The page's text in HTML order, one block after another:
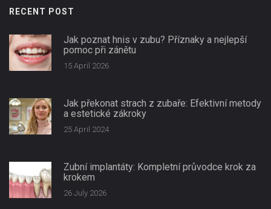
RECENT POST
Jak poznat hnis v zubu? Příznaky a nejlepší
pomoc při zánětu
15 April 2026
Jak překonat strach z zubaře: Efektivní metody
a estetické zákroky
25 April 2024
Zubní implantáty: Kompletní průvodce krok za
krokem
26 July 2026